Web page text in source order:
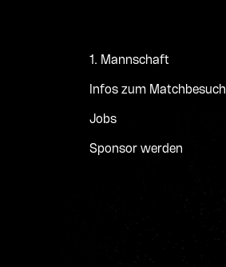
1. Mannschaft
Infos zum Matchbesuch
Jobs
Sponsor werden